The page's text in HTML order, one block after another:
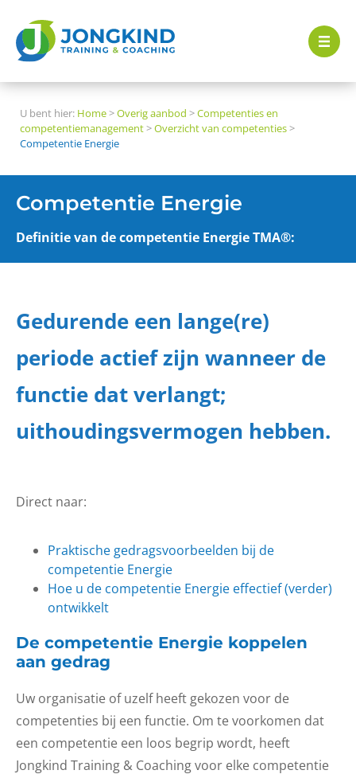
U bent hier: Home>Overig aanbod >Competenties en
competentiemanagement>Overzicht van competenties>
Competentie Energie
Competentie Energie
Definitie van de competentie Energie TMA®:
Gedurende een lange(re)
periode actief zijn wanneer de
functie dat verlangt;
uithoudingsvermogen hebben.
Direct naar:
Praktische gedragsvoorbeelden bij de
competentie Energie
Hoe u de competentie Energie effectief (verder)
ontwikkelt
De competentie Energie koppelen
aan gedrag
Uw organisatie of uzelf heeft gekozen voor de
competenties bij een functie. Om te voorkomen dat
een competentie een loos begrip wordt, heeft
Jongkind Training & Coaching voor elke competentie